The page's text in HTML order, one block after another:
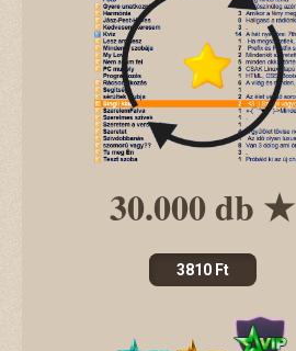
30.000 db ★
3810 Ft